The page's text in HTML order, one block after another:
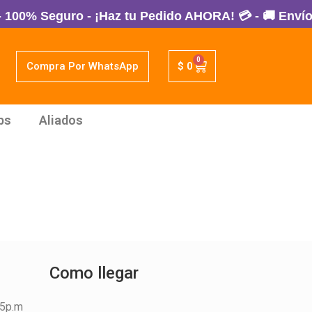
Seguro - ¡Haz tu Pedido AHORA! 💳 - 🚚
Compra Por WhatsApp $ 0 0
Aliados
Como llegar